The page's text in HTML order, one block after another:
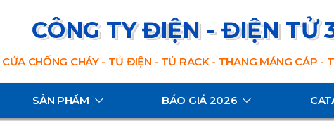
CÔNG TY ĐIỆN - ĐIỆN TỬ
CỬA CHỐNG CHÁY - TỦ ĐIỆN - TỦ RACK - THANG MÁNG CÁP -
SẢN PHẨM BÁO GIÁ 2026